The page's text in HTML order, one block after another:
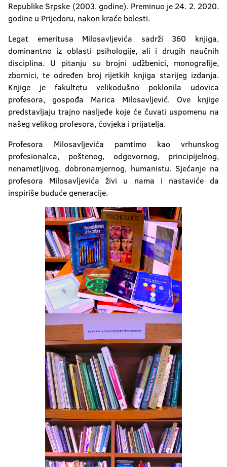
Republike Srpske (2003. godine). Preminuo je 24. 2. 2020.
godine u Prijedoru, nakon kraće bolesti.
Legat emeritusa Milosavljevića sadrži 360 knjiga,
dominantno iz oblasti psihologije, ali i drugih naučnih
disciplina. U pitanju su brojni udžbenici, monografije,
zbornici, te određen broj rijetkih knjiga starijeg izdanja.
Knjige je fakultetu velikodušno poklonila udovica
profesora, gospođa Marica Milosavljević. Ove knjige
predstavljaju trajno nasljeđe koje će čuvati uspomenu na
našeg velikog profesora, čovjeka i prijatelja.
Profesora Milosavljevića pamtimo kao vrhunskog
profesionalca, poštenog, odgovornog, principijelnog,
nenametljivog, dobronamjernog, humanistu. Sjećanje na
profesora Milosavljevića živi u nama i nastaviće da
inspiriše buduće generacije.